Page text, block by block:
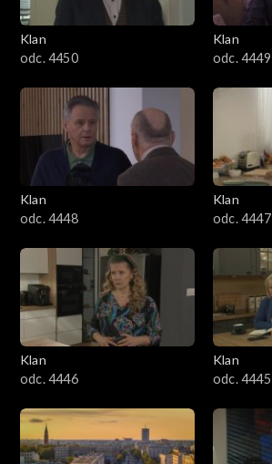
Klan
odc. 4450
Klan
odc. 4449
Klan
odc. 4448
Klan
odc. 4447
Klan
odc. 4446
Klan
odc. 4445